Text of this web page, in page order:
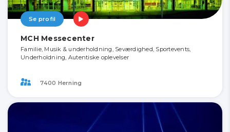
Se profil
MCH Messecenter
Familie, Musik & underholdning, Seværdighed, Sportevents,
Underholdning, Autentiske oplevelser
7400 Herning